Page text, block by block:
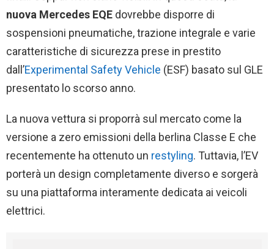
nuova Mercedes EQE dovrebbe disporre di
sospensioni pneumatiche, trazione integrale e varie
caratteristiche di sicurezza prese in prestito
dall’Experimental Safety Vehicle (ESF) basato sul GLE
presentato lo scorso anno.
La nuova vettura si proporrà sul mercato come la
versione a zero emissioni della berlina Classe E che
recentemente ha ottenuto un restyling. Tuttavia, l’EV
porterà un design completamente diverso e sorgerà
su una piattaforma interamente dedicata ai veicoli
elettrici.